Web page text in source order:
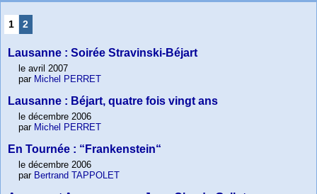
1 2
Lausanne : Soirée Stravinski-Béjart
le avril 2007
par Michel PERRET
Lausanne : Béjart, quatre fois vingt ans
le décembre 2006
par Michel PERRET
En Tournée : “Frankenstein“
le décembre 2006
par Bertrand TAPPOLET